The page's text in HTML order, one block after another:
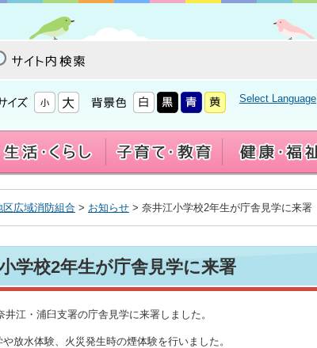
Select Language
区広域消防組合 > お知らせ > 奈井江小学校2年生が庁舎見学に来署
学校2年生が庁舎見学に来署
江・浦臼支署の庁舎見学に来署しました。
放水体験、火災発生時の煙体験を行いました。